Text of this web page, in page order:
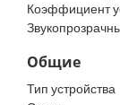
Коэффициент
Общие
Тип устройства